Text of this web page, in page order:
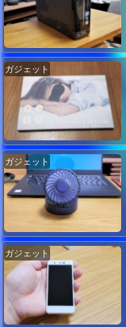
ガジェット
ガジェット
ガジェット